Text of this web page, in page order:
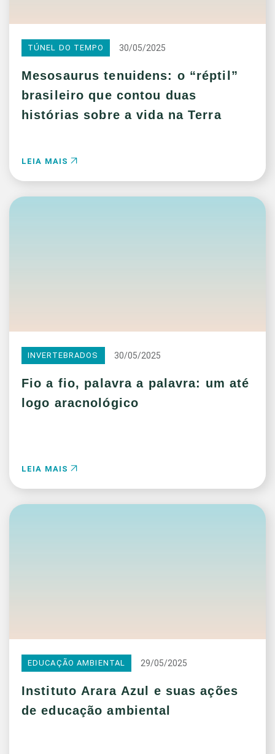
TÚNEL DO TEMPO 30/05/2025
Mesosaurus tenuidens: o “réptil”
brasileiro que contou duas
histórias sobre a vida na Terra
LEIA MAIS
INVERTEBRADOS 30/05/2025
Fio a fio, palavra a palavra: um até
logo aracnológico
LEIA MAIS
EDUCAÇÃO AMBIENTAL 29/05/2025
Instituto Arara Azul e suas ações
de educação ambiental